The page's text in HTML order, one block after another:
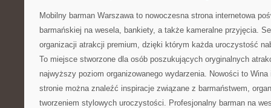
Mobilny barman Warszawa to nowoczesna strona internetowa
barmańskiej na wesela, bankiety, a także kameralne przyjęcia.
organizacji atrakcji premium, dzięki którym każda uroczystość
To miejsce stworzone dla osób poszukujących oryginalnych
najwyższy poziom organizowanego wydarzenia. Nowości to
stronie można znaleźć inspiracje związane z barmaństwem,
tworzeniem stylowych uroczystości. Profesjonalny barman na